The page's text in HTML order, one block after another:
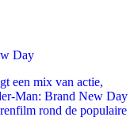
Day
een mix van actie,
Man: Brand New Day
rond de populaire